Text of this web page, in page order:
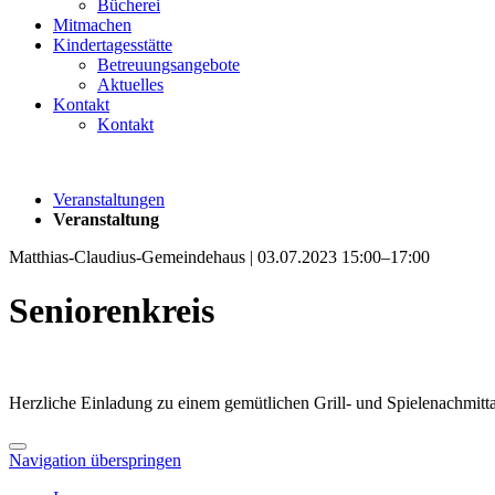
Bücherei
Mitmachen
Kindertagesstätte
Betreuungsangebote
Aktuelles
Kontakt
Kontakt
Veranstaltungen
Veranstaltung
Matthias-Claudius-Gemeindehaus | 03.07.2023 15:00–17:00
Seniorenkreis
Herzliche Einladung zu einem gemütlichen Grill- und
Navigation überspringen